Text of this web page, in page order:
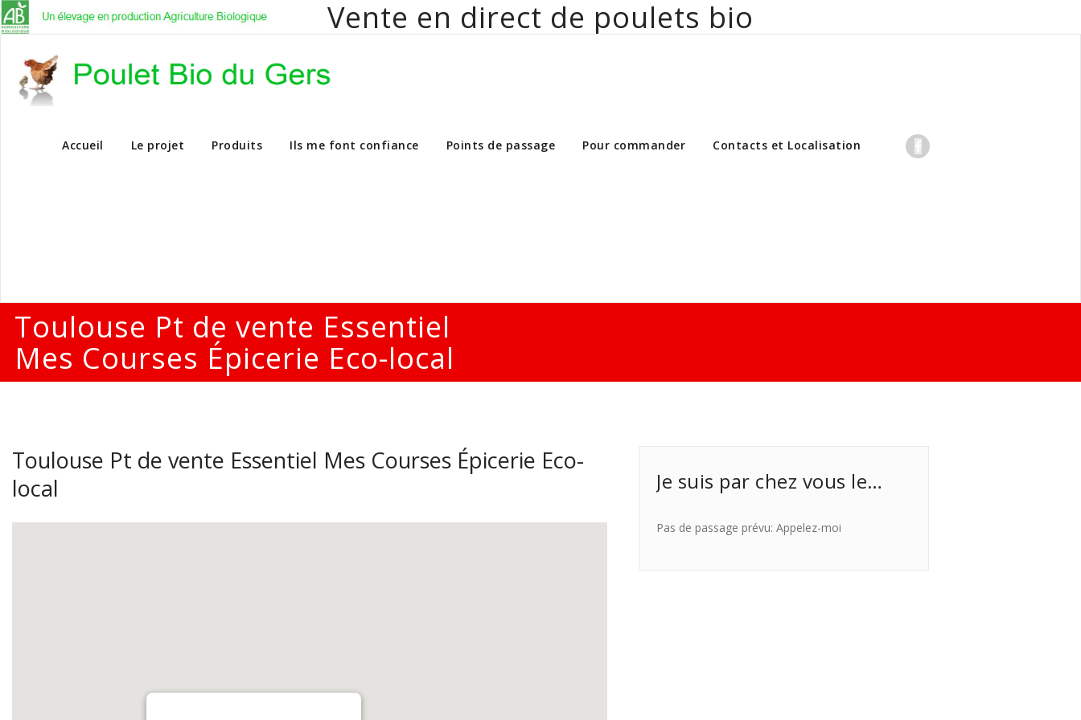
Vente en direct de poulets bio
Vente en direct de poulets bio aux particuliers et professionnels
Accueil Le projet Produits Ils me font confiance Points de passage Pour commander Contacts et Localisation
Toulouse Pt de vente Essentiel
Mes Courses Épicerie Eco-local
Toulouse Pt de vente Essentiel Mes Courses Épicerie Eco-
local
Je suis par chez vous le…
Pas de passage prévu: Appelez-moi